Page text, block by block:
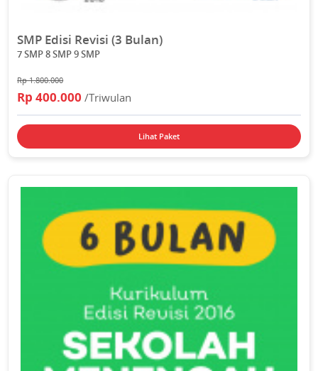
SMP Edisi Revisi (3 Bulan)
7 SMP 8 SMP 9 SMP
Rp 1.800.000
Rp 400.000/Triwulan
Lihat Paket